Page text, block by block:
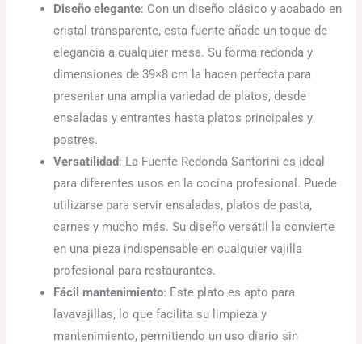
Diseño elegante: Con un diseño clásico y acabado en
cristal transparente, esta fuente añade un toque de
elegancia a cualquier mesa. Su forma redonda y
dimensiones de 39×8 cm la hacen perfecta para
presentar una amplia variedad de platos, desde
ensaladas y entrantes hasta platos principales y
postres.
Versatilidad: La Fuente Redonda Santorini es ideal
para diferentes usos en la cocina profesional. Puede
utilizarse para servir ensaladas, platos de pasta,
carnes y mucho más. Su diseño versátil la convierte
en una pieza indispensable en cualquier vajilla
profesional para restaurantes.
Fácil mantenimiento: Este plato es apto para
lavavajillas, lo que facilita su limpieza y
mantenimiento, permitiendo un uso diario sin